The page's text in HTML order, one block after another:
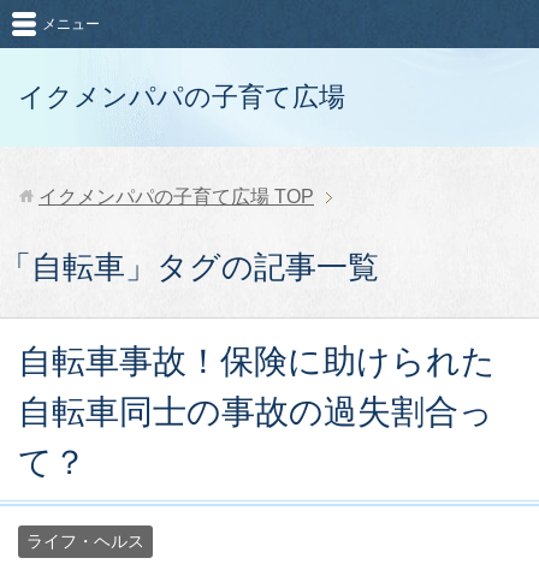
イクメンパパの子育て広場
メニュー
イクメンパパの子育て広場 TOP
「自転車」タグの記事一覧
自転車事故！保険に助けられた
自転車同士の事故の過失割合っ
て？
ライフ・ヘルス